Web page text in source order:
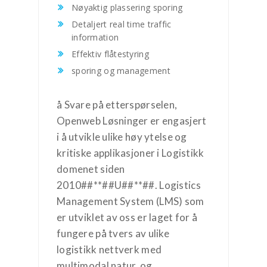
Nøyaktig plassering sporing
Detaljert real time traffic
information
Effektiv flåtestyring
sporing og management
å Svare på etterspørselen,
Openweb Løsninger er engasjert
i å utvikle ulike høy ytelse og
kritiske applikasjoner i Logistikk
domenet siden
2010##**##U##**##. Logistics
Management System (LMS) som
er utviklet av oss er laget for å
fungere på tvers av ulike
logistikk nettverk med